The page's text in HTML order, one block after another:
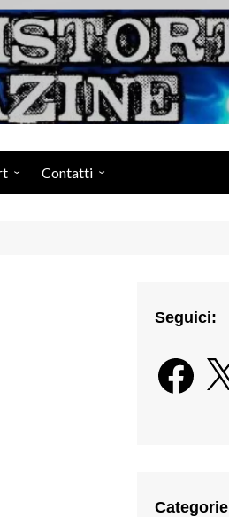
Distorti Magazine
Contatti
Seguici:
Facebook
X
Categorie